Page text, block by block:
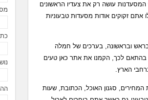
עושה רק את צעדיו הראשונים
זקוקים אודות מסעדות טבעוניות
בראש ובראשונה, בערכים של חמלה
בהתאם לכך, הקמנו את אתר כאן טעים
הארץ.
המחירים, סגנון האוכל, הכתובת, שעות